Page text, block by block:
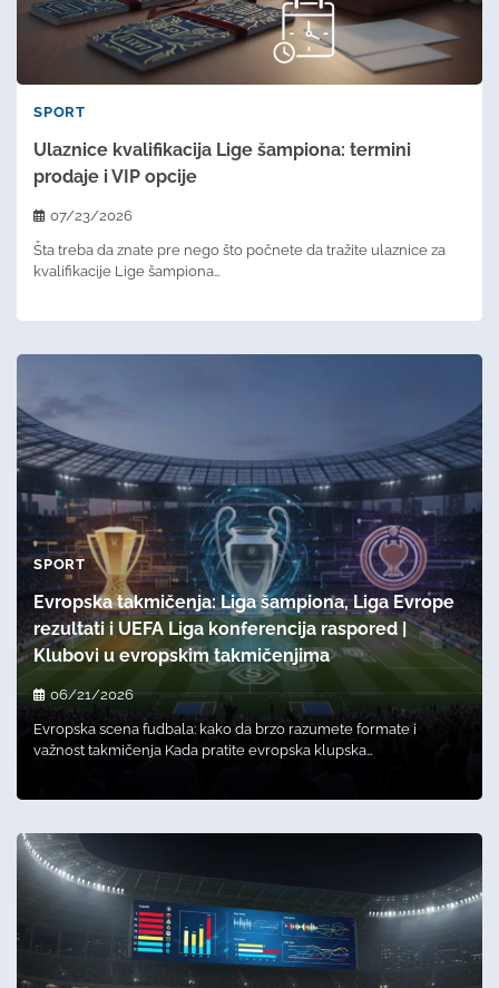
SPORT
Ulaznice kvalifikacija Lige šampiona: termini
prodaje i VIP opcije
07/23/2026
Šta treba da znate pre nego što počnete da tražite ulaznice za
kvalifikacije Lige šampiona…
SPORT
Evropska takmičenja: Liga šampiona, Liga Evrope
rezultati i UEFA Liga konferencija raspored |
Klubovi u evropskim takmičenjima
06/21/2026
Evropska scena fudbala: kako da brzo razumete formate i
važnost takmičenja Kada pratite evropska klupska…